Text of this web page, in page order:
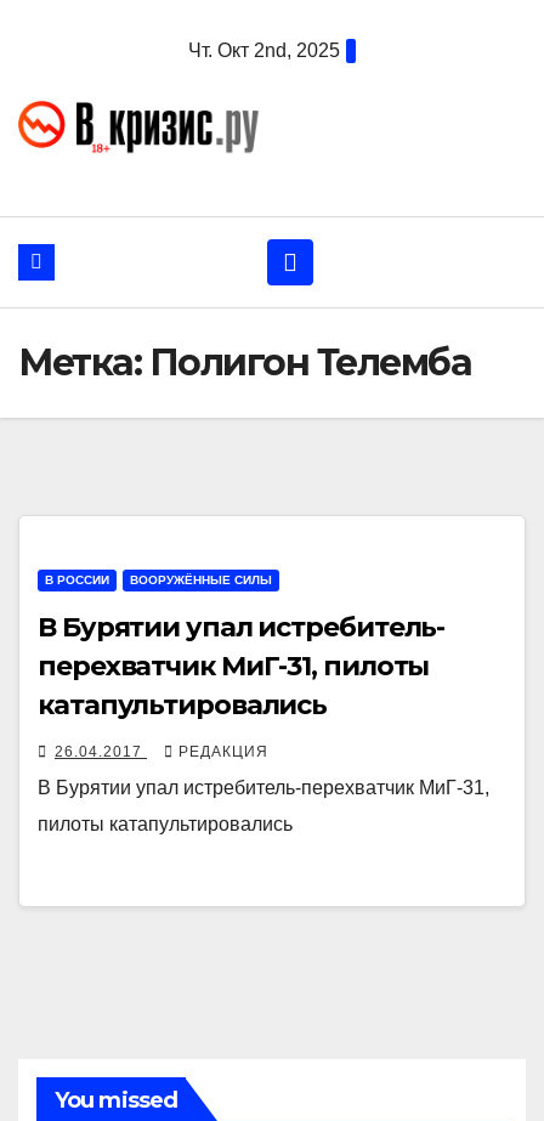
Чт. Окт 2nd, 2025
Метка: Полигон Телемба
В РОССИИ ВООРУЖЁННЫЕ СИЛЫ
В Бурятии упал истребитель-
перехватчик МиГ-31, пилоты
катапультировались
26.04.2017 РЕДАКЦИЯ
В Бурятии упал истребитель-перехватчик МиГ-31,
пилоты катапультировались
You missed